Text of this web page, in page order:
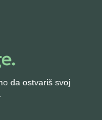
da ostvariš svoj
Prava i obaveze